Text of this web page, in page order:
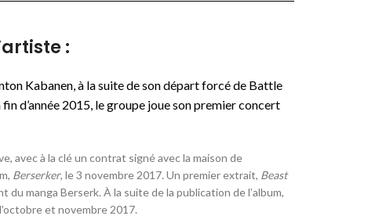
:
Kabanen, à la suite de son départ forcé de Battle
fin d’année 2015, le groupe joue son premier concert
avec à la clé un contrat signé avec la maison de
Berserker, le3 novembre 2017. Un premier extrait, Beast
du manga Berserk. À la suite de la publication de l’album,
et novembre 2017.